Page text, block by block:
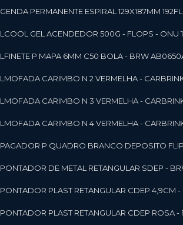
AGENDA PERMANENTE ESPIRAL 129X187MM
ALCOOL GEL ACENDEDOR 500G - FLOPS - ONU
ALFINETE P MAPA 6MM C50 BOLA - BRW AB0650
ALMOFADA CARIMBO N 2 VERMELHA -
ALMOFADA CARIMBO N 3 VERMELHA -
ALMOFADA CARIMBO N 4 VERMELHA -
APAGADOR P QUADRO BRANCO DEPOSITO
APONTADOR DE METAL RETANGULAR SDEP -
APONTADOR PLAST RETANGULAR CDEP 4,9CM
APONTADOR PLAST RETANGULAR CDEP ROSA -